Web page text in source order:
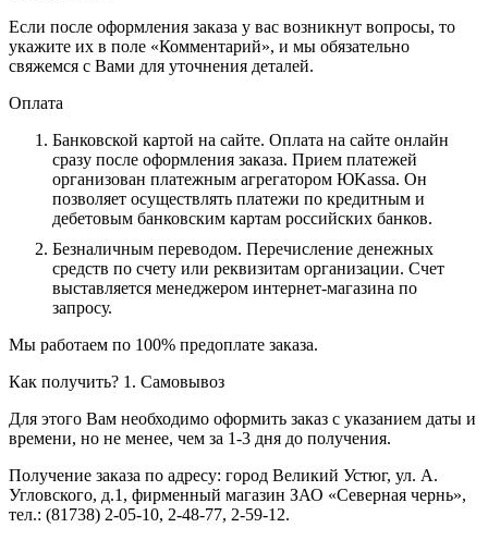
Если после оформления заказа у вас возникнут вопросы, то
укажите их в поле «Комментарий», и мы обязательно
свяжемся с Вами для уточнения деталей.
Оплата
Банковской картой на сайте. Оплата на сайте онлайн
сразу после оформления заказа. Прием платежей
организован платежным агрегатором ЮKassa. Он
позволяет осуществлять платежи по кредитным и
дебетовым банковским картам российских банков.
Безналичным переводом. Перечисление денежных
средств по счету или реквизитам организации. Счет
выставляется менеджером интернет-магазина по
запросу.
Мы работаем по 100% предоплате заказа.
Как получить? 1. Самовывоз
Для этого Вам необходимо оформить заказ с указанием даты и
времени, но не менее, чем за 1-3 дня до получения.
Получение заказа по адресу: город Великий Устюг, ул. А.
Угловского, д.1, фирменный магазин ЗАО «Северная чернь»,
тел.: (81738) 2-05-10, 2-48-77, 2-59-12.